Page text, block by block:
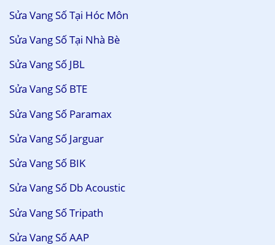
Sửa Vang Số Tại Hóc Môn
Sửa Vang Số Tại Nhà Bè
Sửa Vang Số JBL
Sửa Vang Số BTE
Sửa Vang Số Paramax
Sửa Vang Số Jarguar
Sửa Vang Số BIK
Sửa Vang Số Db Acoustic
Sửa Vang Số Tripath
Sửa Vang Số AAP